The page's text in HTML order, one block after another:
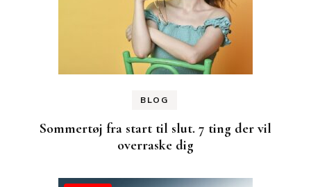
BLOG
Sommertøj fra start til slut. 7 ting der vil
overraske dig